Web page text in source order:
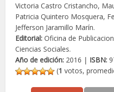
Victoria Castro Cristancho,
Patricia Quintero Mosquera,
Jefferson Jaramillo Marín.
Editorial: Oficina de
Ciencias Sociales.
Año de edición: 2016 | ISBN:
(1 votos,